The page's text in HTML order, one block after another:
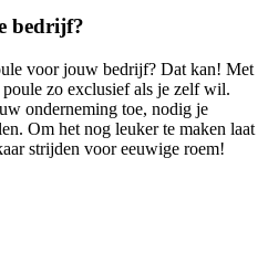
bedrijf?
voor jouw bedrijf? Dat kan! Met
zo exclusief als je zelf wil.
onderneming toe, nodig je
Om het nog leuker te maken laat
strijden voor eeuwige roem!